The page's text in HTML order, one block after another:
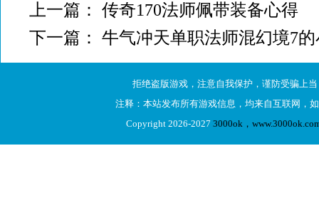
上一篇： 传奇170法师佩带装备心得
下一篇： 牛气冲天单职法师混幻境7
拒绝盗版游戏，注意自我保护，谨防受骗上
注释：本站发布所有游戏信息，均来自互联网，
Copyright 2026-2027 3000ok，